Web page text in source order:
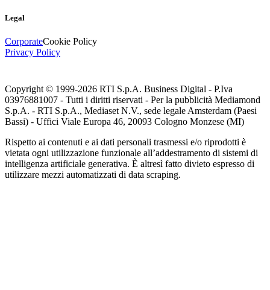
Legal
CorporateCookie Policy
Privacy Policy
Copyright © 1999-2026 RTI S.p.A. Business Digital - P.Iva
03976881007 - Tutti i diritti riservati - Per la pubblicità Mediamond
S.p.A. - RTI S.p.A., Mediaset N.V., sede legale Amsterdam (Paesi
Bassi) - Uffici Viale Europa 46, 20093 Cologno Monzese (MI)
Rispetto ai contenuti e ai dati personali trasmessi e/o riprodotti è
vietata ogni utilizzazione funzionale all’addestramento di sistemi di
intelligenza artificiale generativa. È altresì fatto divieto espresso di
utilizzare mezzi automatizzati di data scraping.